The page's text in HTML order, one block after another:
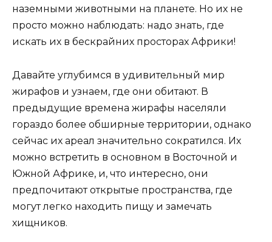
наземными животными на планете. Но их не
просто можно наблюдать: надо знать, где
искать их в бескрайних просторах Африки!
Давайте углубимся в удивительный мир
жирафов и узнаем, где они обитают. В
предыдущие времена жирафы населяли
гораздо более обширные территории, однако
сейчас их ареал значительно сократился. Их
можно встретить в основном в Восточной и
Южной Африке, и, что интересно, они
предпочитают открытые пространства, где
могут легко находить пищу и замечать
хищников.